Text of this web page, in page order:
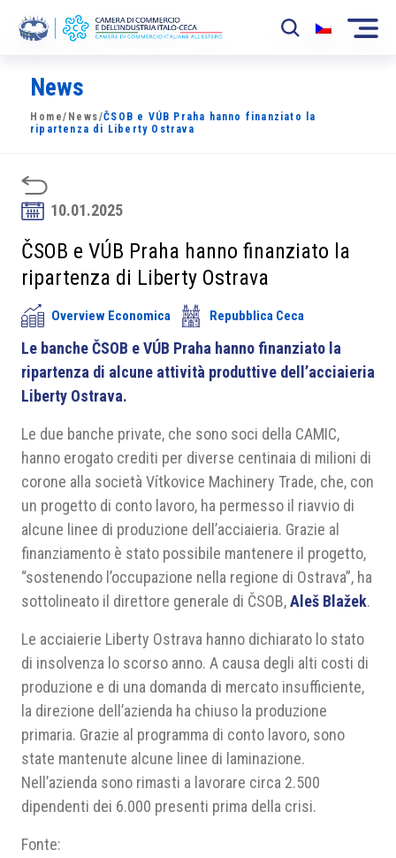
La Camera
News
Sviluppo Mercato
Soci
Partner
Progetti
Area riservata
News
Home/ News/ČSOB e VÚB Praha hanno finanziato la
ripartenza di Liberty Ostrava
10.01.2025
ČSOB e VÚB Praha hanno finanziato la
ripartenza di Liberty Ostrava
Overview Economica Repubblica Ceca
Le banche ČSOB e VÚB Praha hanno finanziato la
ripartenza di alcune attività produttive dell’acciaieria
Liberty Ostrava.
Le due banche private, che sono soci della CAMIC,
hanno erogato crediti per diverse centinaia di milioni di
corone alla società Vítkovice Machinery Trade, che, con
un progetto di conto lavoro, ha permesso il riavvio di
alcune linee di produzione dell’acciaieria. Grazie al
finanziamento è stato possibile mantenere il progetto,
“sostenendo l’occupazione nella regione di Ostrava”, ha
sottolineato il direttore generale di ČSOB,Aleš Blažek.
Le acciaierie Liberty Ostrava hanno dichiarato lo stato
di insolvenza lo scorso anno. A causa degli alti costi di
produzione e di una domanda di mercato insufficiente,
la direzione dell’azienda ha chiuso la produzione
primaria. Grazie al programma di conto lavoro, sono
state mantenute alcune linee di laminazione.
Nell’azienda sono rimasti a lavorare circa 2.500
dipendenti dei 6.000 presenti prima della crisi.
Fonte: